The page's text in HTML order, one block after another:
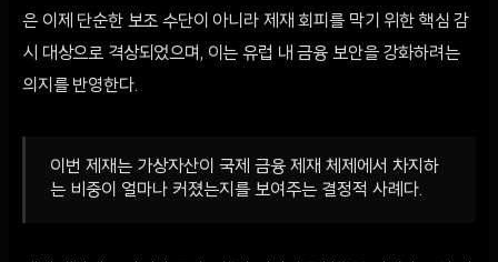
은 이제 단순한 보조 수단이 아니라 제재 회피를 막기 위한 핵심 감
시 대상으로 격상되었으며, 이는 유럽 내 금융 보안을 강화하려는
의지를 반영한다.
이번 제재는 가상자산이 국제 금융 제재 체제에서 차지하
는 비중이 얼마나 커졌는지를 보여주는 결정적 사례다.